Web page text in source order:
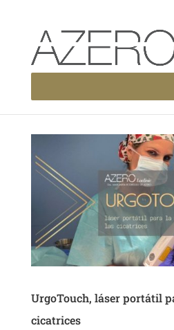
UrgoTouch, láser portátil
cicatrices